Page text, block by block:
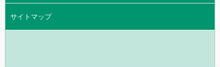
サイトマップ